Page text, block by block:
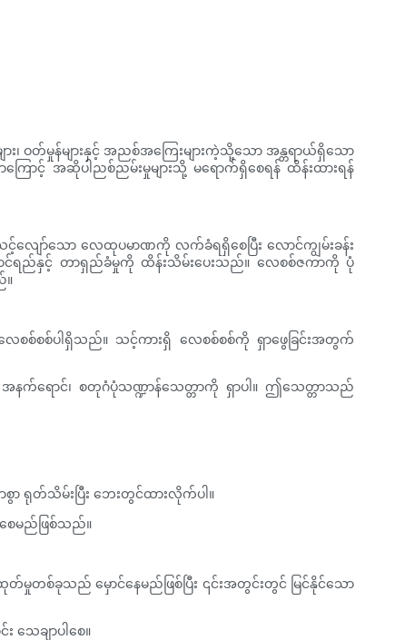
ဝတ်မှုန်များနှင့် အညစ်အကြေးများကဲ့သို့သော အန္တရာယ်ရှိသော
ောင့် အဆိုပါညစ်ညမ်းမှုများသို့ မရောက်ရှိစေရန် ထိန်းထားရန်
ျော်သော လေထုပမာဏကို လက်ခံရရှိစေပြီး လောင်ကျွမ်းခန်း
ာင်ရည်နှင့် တာရှည်ခံမှုကို ထိန်းသိမ်းပေးသည်။ လေစစ်ဇကာကို ပုံ
။
စစ်စစ်ပါရှိသည်။ သင့်ကားရှိ လေစစ်စစ်ကို ရှာဖွေခြင်းအတွက်
အနက်ရောင်၊ စတုဂံပုံသဏ္ဍာန်သေတ္တာကို ရှာပါ။ ဤသေတ္တာသည်
ာ ရုတ်သိမ်းပြီး ဘေးတွင်ထားလိုက်ပါ။
ေမည်ဖြစ်သည်။
စ်ခုသည် မှောင်နေမည်ဖြစ်ပြီး ၎င်းအတွင်းတွင် မြင်နိုင်သော
ချာပါစေ။